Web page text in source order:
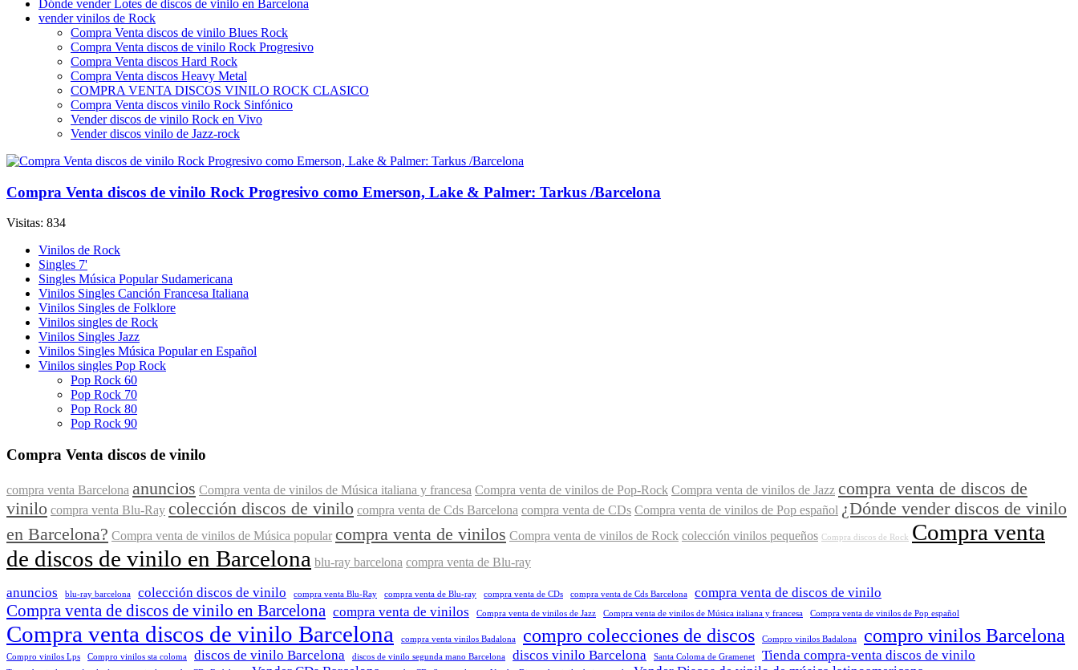
Dónde vender Lotes de discos de vinilo en Barcelona
vender vinilos de Rock
Compra Venta discos de vinilo Blues Rock
Compra Venta discos de vinilo Rock Progresivo
Compra Venta discos Hard Rock
Compra Venta discos Heavy Metal
COMPRA VENTA DISCOS VINILO ROCK CLASICO
Compra Venta discos vinilo Rock Sinfónico
Vender discos de vinilo Rock en Vivo
Vender discos vinilo de Jazz-rock
Compra Venta discos de vinilo Rock Progresivo como Emerson, Lake & Palmer: Tarkus /Barcelona
Visitas: 834
Vinilos de Rock
Singles 7'
Singles Música Popular Sudamericana
Vinilos Singles Canción Francesa Italiana
Vinilos Singles de Folklore
Vinilos singles de Rock
Vinilos Singles Jazz
Vinilos Singles Música Popular en Español
Vinilos singles Pop Rock
Pop Rock 60
Pop Rock 70
Pop Rock 80
Pop Rock 90
Compra Venta discos de vinilo
compra venta Barcelona anuncios Compra venta de vinilos de Música italiana y francesa Compra venta de vinilos de Pop-Rock Compra venta de vinilos de Jazz compra venta de discos de
vinilo compra venta Blu-Ray colección discos de vinilo compra venta de Cds Barcelona compra venta de CDs Compra venta de vinilos de Pop español ¿Dónde vender discos de vinilo
en Barcelona? Compra venta de vinilos de Música popular compra venta de vinilos Compra venta de vinilos de Rock colección vinilos pequeños Compra discos de Rock Compra venta
de discos de vinilo en Barcelona blu-ray barcelona compra venta de Blu-ray
anuncios blu-ray barcelona colección discos de vinilo compra venta Blu-Ray compra venta de Blu-ray compra venta de CDs compra venta de Cds Barcelona compra venta de discos de vinilo
Compra venta de discos de vinilo en Barcelona compra venta de vinilos Compra venta de vinilos de Jazz Compra venta de vinilos de Música italiana y francesa Compra venta de vinilos de Pop español
Compra venta discos de vinilo Barcelona compra venta vinilos Badalona compro colecciones de discos Compro vinilos Badalona compro vinilos Barcelona
Compro vinilos Lps Compro vinilos sta coloma discos de vinilo Barcelona discos de vinilo segunda mano Barcelona discos vinilo Barcelona Santa Coloma de Gramenet Tienda compra-venta discos de vinilo